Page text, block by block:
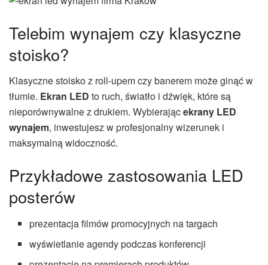
Telebim wynajem czy klasyczne
stoisko?
Klasyczne stoisko z roll-upem czy banerem może ginąć w
tłumie. Ekran LED to ruch, światło i dźwięk, które są
nieporównywalne z drukiem. Wybierającekrany LED
wynajem, inwestujesz w profesjonalny wizerunek i
maksymalną widoczność.
Przykładowe zastosowania LED
posterów
prezentacja filmów promocyjnych na targach
wyświetlanie agendy podczas konferencji